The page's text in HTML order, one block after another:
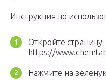
Инструкция по
Откройте страницу
https://
Нажмите на